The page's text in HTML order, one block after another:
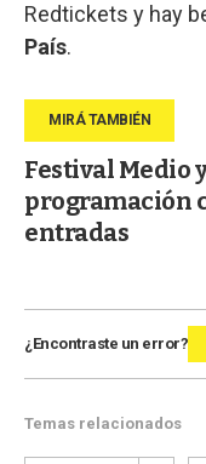
Redtickets y hay
País.
Festival Medio
programación
entradas
¿Encontraste un error?
Temas relacionados